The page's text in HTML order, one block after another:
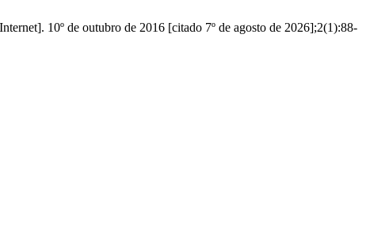
10º de outubro de 2016 [citado 7º de agosto de 2026];2(1):88-